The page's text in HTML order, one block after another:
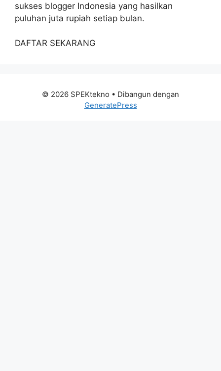
sukses blogger Indonesia yang hasilkan
puluhan juta rupiah setiap bulan.
DAFTAR SEKARANG
© 2026 SPEKtekno • Dibangun dengan
GeneratePress